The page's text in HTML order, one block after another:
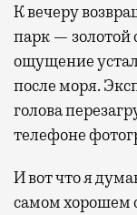
К вечеру
парк — золотой
ощущение
после моря.
голова
телефоне
И вот что я
самом хорошем